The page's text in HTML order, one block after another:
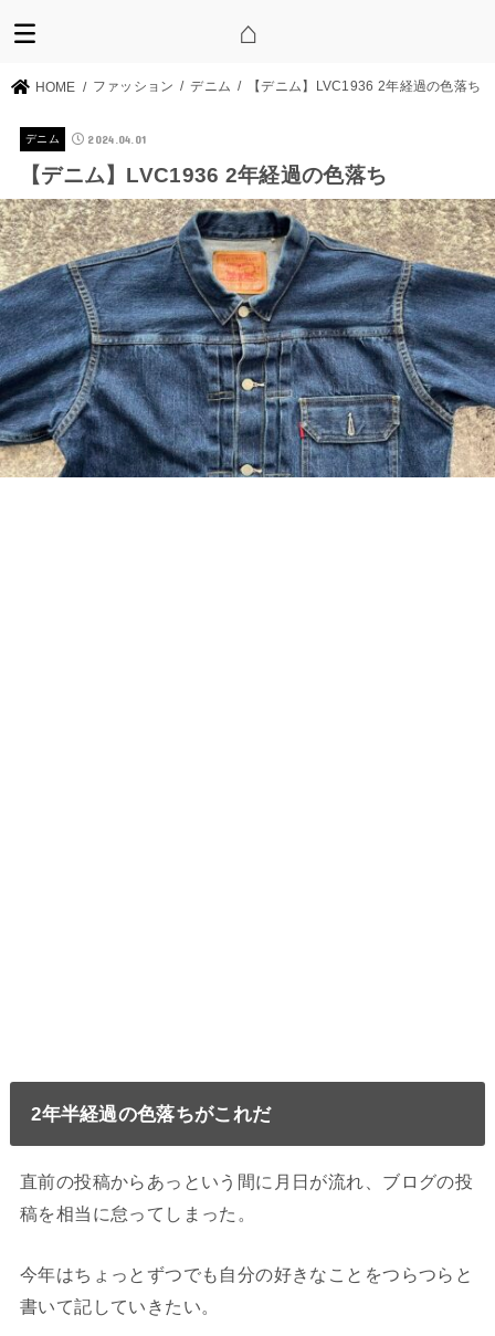
HOME ファッション デニム 【デニム】LVC1936 2年経過の色落ち
デニム 2024.04.01
【デニム】LVC1936 2年経過の色落ち
2年半経過の色落ちがこれだ
直前の投稿からあっという間に月日が流れ、ブログの投
稿を相当に怠ってしまった。
今年はちょっとずつでも自分の好きなことをつらつらと
書いて記していきたい。